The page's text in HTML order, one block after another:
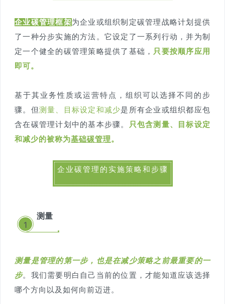
企业碳管理框架为企业或组织制定碳管理战略计划提供
了一种分步实施的方法。它设定了一系列行动，并为制
定一个健全的碳管理策略提供了基础， 只要按顺序应用
即可。
基于其业务性质或运营特点，组织可以选择不同的步
骤。但测量、目标设定和减少是所有企业或组织都应包
含在碳管理计划中的基本步骤。
只包含测量、目标设定
和减少的被称为基础碳管理。
企业碳管理的实施策略和步骤
测量
1
测量是管理的第一步，也是在减少策略之前最重要的一
步。我们需要明白自己当前的位置，才能知道应该选择
哪个方向以及如何向前迈进。